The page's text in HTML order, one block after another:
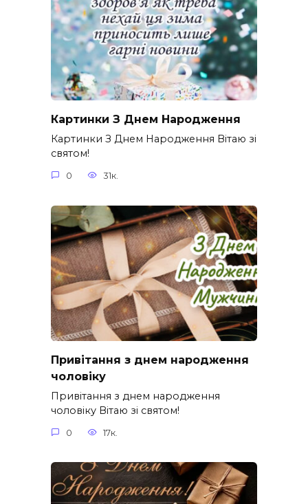
Картинки З Днем Народження
Картинки З Днем Народження Вітаю зі
святом!
0 31к.
Привітання з днем народження
чоловіку
Привітання з днем народження
чоловіку Вітаю зі святом!
0 17к.